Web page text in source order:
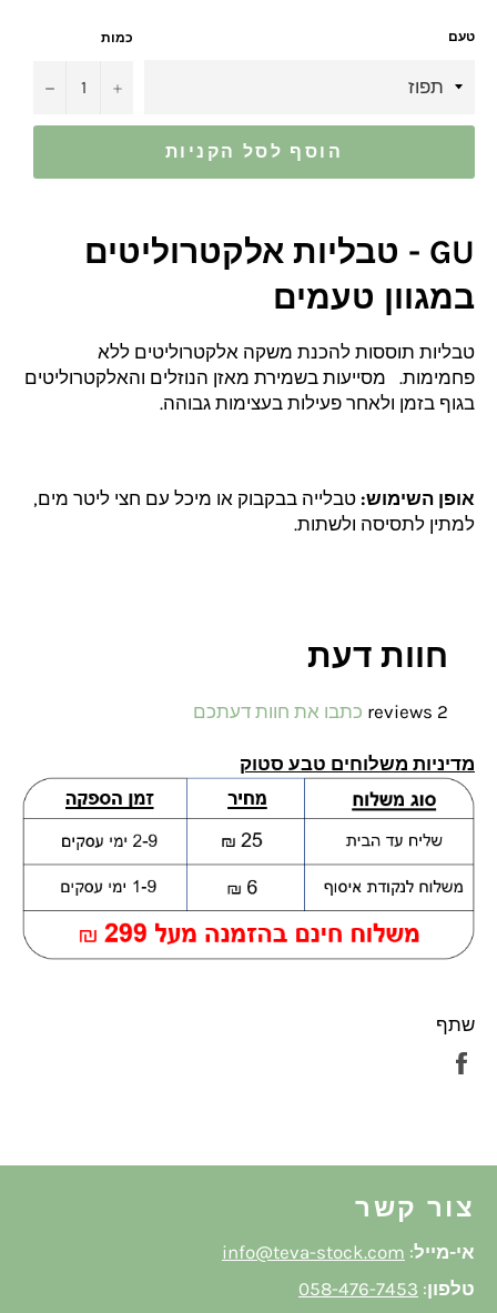
טעם כמות
− +
הוסף לסל הקניות
GU - טבליות אלקטרוליטים
במגוון טעמים
טבליות תוססות להכנת משקה אלקטרוליטים ללא
פחמימות. מסייעות בשמירת מאזן הנוזלים והאלקטרוליטים
בגוף בזמן ולאחר פעילות בעצימות גבוהה.
אופן השימוש: טבלייה בבקבוק או מיכל עם חצי ליטר מים,
למתין לתסיסה ולשתות.
חוות דעת
2 reviews כתבו את חוות דעתכם
מדיניות משלוחים טבע סטוק
שתף
צור קשר
אי-מייל:
info@teva-stock.com
טלפון:
058-476-7453